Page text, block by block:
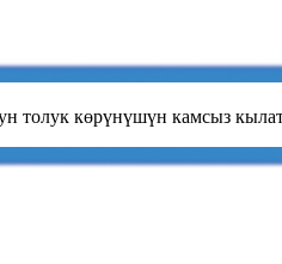
толук көрүнүшүн камсыз